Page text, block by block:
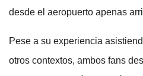
desde el aeropuerto apenas
Pese a su experiencia
otros contextos, ambos fans